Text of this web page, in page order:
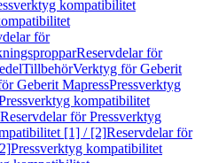
kompatibilitet
för
Reservdelar för
TillbehörVerktyg för Geberit
Geberit MapressPressverktyg
kompatibilitet
Reservdelar för Pressverktyg
[1] / [2]Reservdelar för
Pressverktyg kompatibilitet